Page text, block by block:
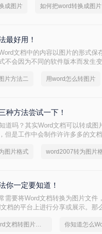
成图片 如何把word转换成图片
最好用！
文档中的内容以图片的形式保
不会因为不同的软件版本而发生
片方法二 用word怎么转图片
种方法尝试一下！
道吗？其实Word文档可以转成图
但是工作中会制作许许多多的文
式呢？
图片格式 word2007转为图片
你一定要知道！
要将Word文档转换为图片文件
档的平台上进行分享或展示。那
你知道的Word文档转图片方法吗？